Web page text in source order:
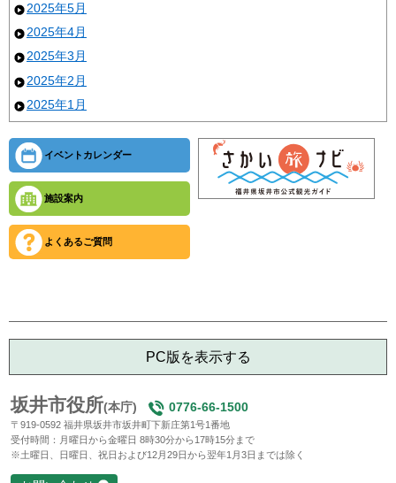
2025年5月
2025年4月
2025年3月
2025年2月
2025年1月
イベントカレンダー
施設案内
よくあるご質問
PC版を表示する
坂井市役所(本庁) 0776-66-1500
〒919-0592 福井県坂井市坂井町下新庄第1号1番地
受付時間：月曜日から金曜日 8時30分から17時15分まで
※土曜日、日曜日、祝日および12月29日から翌年1月3日までは除く